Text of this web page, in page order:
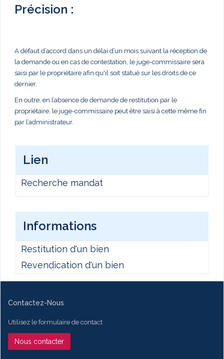
Précision :
A défaut d’accord dans un délai d’un mois suivant la réception de
la demande ou en cas de contestation, le juge-commissaire sera
saisi par le propriétaire afin qu'il soit statué sur les droits de ce
dernier.
En outre, en l’absence de demande de restitution par le
propriétaire, le juge-commissaire peut être saisi à cette même fin
par l’administrateur.
Lien
Recherche mandat
Informations
Restitution d'un bien
Revendication d'un bien
Contactez-Nous
Utilisez le formulaire de contact
Nous contacter